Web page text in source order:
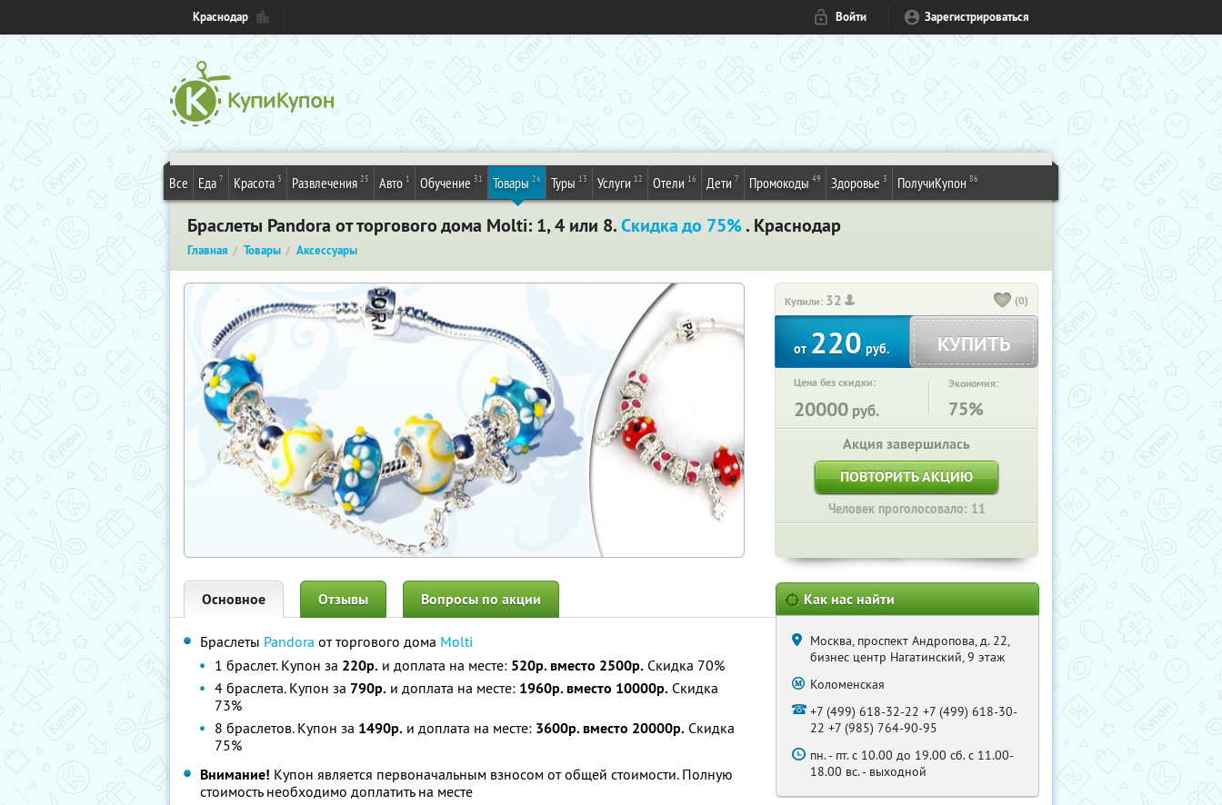
Краснодар Войти Зарегистрироваться
Все Еда 7 Красота 3 Развлечения 25 Авто 1 Обучение 31 Товары 26 Туры 13 Услуги 12 Отели 16 Дети 7 Промокоды 49 Здоровье 3 ПолучиКупон 86
Браслеты Pandora от торгового дома Molti: 1, 4 или 8.Скидка до 75%. Краснодар
Главная Товары Аксессуары
Купили: 32 (0)
от220руб. КУПИТЬ
Цена без скидки:
20000 руб.
Экономия:
75%
Акция завершилась
ПОВТОРИТЬ АКЦИЮ
Человек проголосовало: 11
Основное Отзывы Вопросы по акции
Браслеты Pandora от торгового дома Molti
1 браслет. Купон за 220р. и доплата на месте: 520р. вместо 2500р. Скидка 70%
4 браслета. Купон за 790р. и доплата на месте: 1960р. вместо 10000р. Скидка
73%
8 браслетов. Купон за 1490р. и доплата на месте: 3600р. вместо 20000р. Скидка
75%
Внимание! Купон является первоначальным взносом от общей стоимости. Полную
стоимость необходимо доплатить на месте
Как нас найти
Москва, проспект Андропова, д. 22,
бизнес центр Нагатинский, 9 этаж
Коломенская
+7 (499) 618-32-22 +7 (499) 618-30-
22 +7 (985) 764-90-95
пн. - пт. с 10.00 до 19.00 сб. с 11.00-
18.00 вс. - выходной